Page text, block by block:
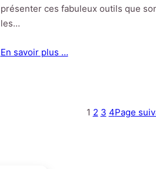
présenter ces fabuleux outils que
les…
En savoir plus …
1 2 3 4Page